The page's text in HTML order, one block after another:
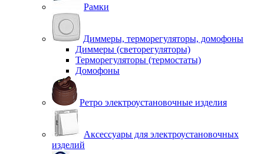
Рамки
Диммеры, терморегуляторы, домофоны
Диммеры (светорегуляторы)
Терморегуляторы (термостаты)
Домофоны
Ретро электроустановочные изделия
Аксессуары для электроустановочных
изделий